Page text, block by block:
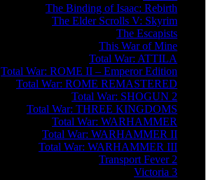
The Binding of Isaac: Rebirth
The Elder Scrolls V: Skyrim
The Escapists
This War of Mine
Total War: ATTILA
Total War: ROME II – Emperor Edition
Total War: ROME REMASTERED
Total War: SHOGUN 2
Total War: THREE KINGDOMS
Total War: WARHAMMER
Total War: WARHAMMER II
Total War: WARHAMMER III
Transport Fever 2
Victoria 3